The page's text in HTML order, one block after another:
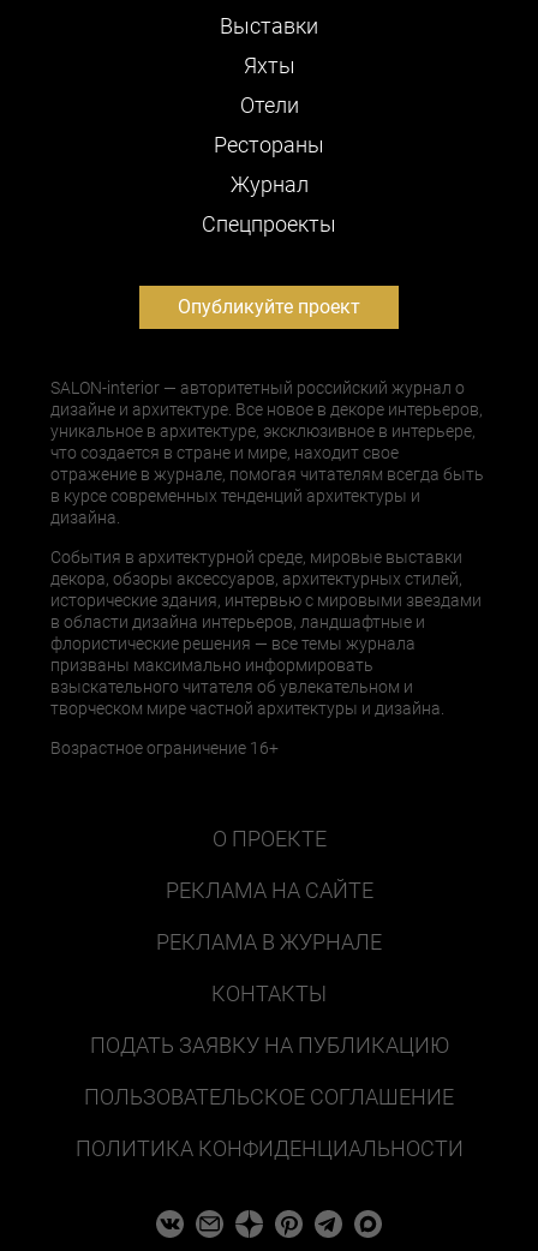
Выставки
Яхты
Отели
Рестораны
Журнал
Cпецпроекты
Опубликуйте проект
SALON-interior — авторитетный российский журнал о
дизайне и архитектуре. Все новое в декоре интерьеров,
уникальное в архитектуре, эксклюзивное в интерьере,
что создается в стране и мире, находит свое
отражение в журнале, помогая читателям всегда быть
в курсе современных тенденций архитектуры и
дизайна.
События в архитектурной среде, мировые выставки
декора, обзоры аксессуаров, архитектурных стилей,
исторические здания, интервью с мировыми звездами
в области дизайна интерьеров, ландшафтные и
флористические решения — все темы журнала
призваны максимально информировать
взыскательного читателя об увлекательном и
творческом мире частной архитектуры и дизайна.
Возрастное ограничение 16+
О ПРОЕКТЕ
РЕКЛАМА НА САЙТЕ
РЕКЛАМА В ЖУРНАЛЕ
КОНТАКТЫ
ПОДАТЬ ЗАЯВКУ НА ПУБЛИКАЦИЮ
ПОЛЬЗОВАТЕЛЬСКОЕ СОГЛАШЕНИЕ
ПОЛИТИКА КОНФИДЕНЦИАЛЬНОСТИ